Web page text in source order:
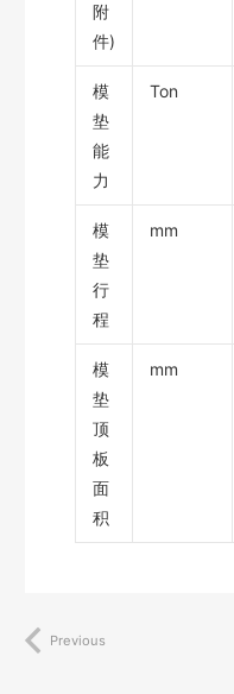
附
件)
模
垫
能
力
Ton
模
垫
行
程
mm
模
垫
顶
板
面
积
mm
Previous